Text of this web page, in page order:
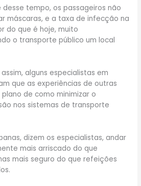
tempo, os passageiros não
máscaras, e a taxa de infecção na
do que é hoje, muito
o transporte público um local
alguns especialistas em
que as experiências de outras
de como minimizar o
nos sistemas de transporte
dizem os especialistas, andar
mais arriscado do que
mais seguro do que refeições